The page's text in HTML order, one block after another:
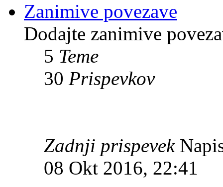
Zanimive povezave
Dodajte zanimive
5 Teme
30 Prispevkov
Zadnji prispevek
08 Okt 2016, 22:41